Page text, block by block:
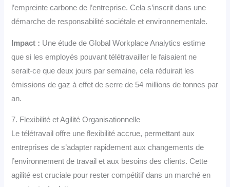
l’empreinte carbone de l’entreprise. Cela s’inscrit dans une
démarche de responsabilité sociétale et environnementale.
Impact : Une étude de Global Workplace Analytics estime
que si les employés pouvant télétravailler le faisaient ne
serait-ce que deux jours par semaine, cela réduirait les
émissions de gaz à effet de serre de 54 millions de tonnes par
an.
7. Flexibilité et Agilité Organisationnelle
Le télétravail offre une flexibilité accrue, permettant aux
entreprises de s’adapter rapidement aux changements de
l’environnement de travail et aux besoins des clients. Cette
agilité est cruciale pour rester compétitif dans un marché en